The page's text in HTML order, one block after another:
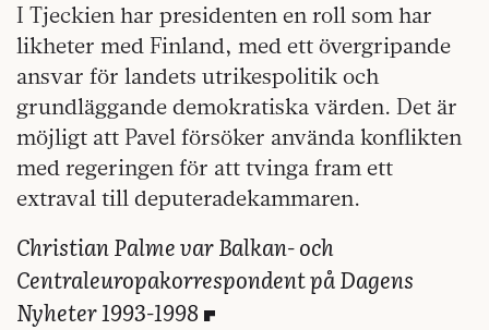
I Tjeckien har presidenten en roll som har
likheter med Finland, med ett övergripande
ansvar för landets utrikespolitik och
grundläggande demokratiska värden. Det är
möjligt att Pavel försöker använda konflikten
med regeringen för att tvinga fram ett
extraval till deputeradekammaren.
Christian Palme var Balkan- och
Centraleuropakorrespondent på Dagens
Nyheter 1993-1998